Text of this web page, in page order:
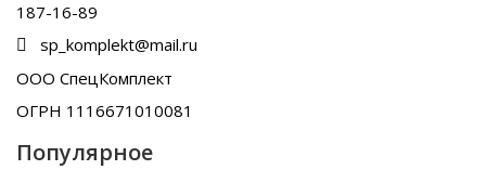
187-16-89
sp_komplekt@mail.ru
ООО СпецКомплект
ОГРН 1116671010081
Популярное